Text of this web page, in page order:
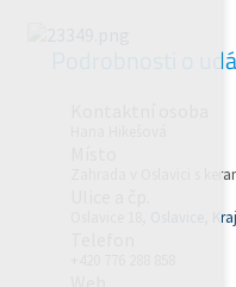
Podrobnosti o
Zahrada v Oslavici s